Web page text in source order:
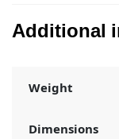
Additional
Weight
Dimensions